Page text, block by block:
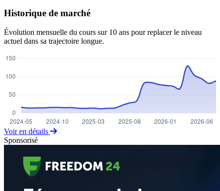
Historique de marché
Évolution mensuelle du cours sur 10 ans pour replacer le niveau
actuel dans sa trajectoire longue.
Voir en détails
Sponsorisé